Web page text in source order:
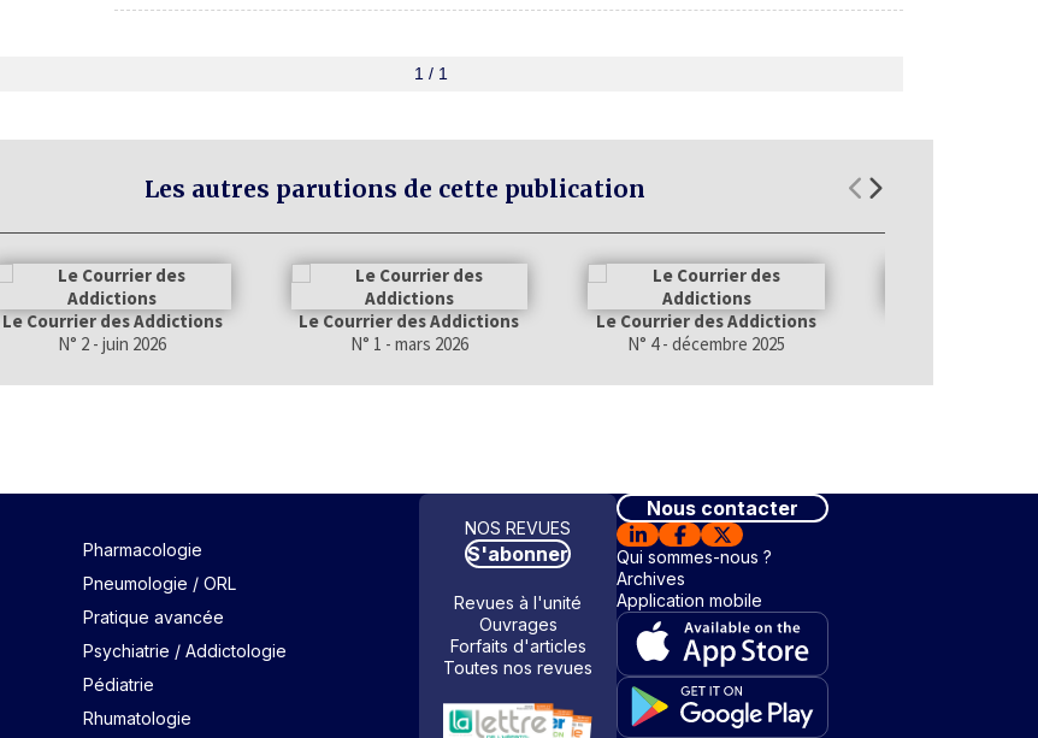
1 / 1
Les autres parutions de cette publication
Le Courrier des Addictions
N° 2 - juin 2026
Le Courrier des Addictions
N° 1 - mars 2026
Le Courrier des Addictions
N° 4 - décembre 2025
Pharmacologie
Pneumologie / ORL
Pratique avancée
Psychiatrie / Addictologie
Pédiatrie
Rhumatologie
NOS REVUES
S'abonner
Revues à l'unité
Ouvrages
Forfaits d'articles
Toutes nos revues
Nous contacter
Qui sommes-nous ?
Archives
Application mobile